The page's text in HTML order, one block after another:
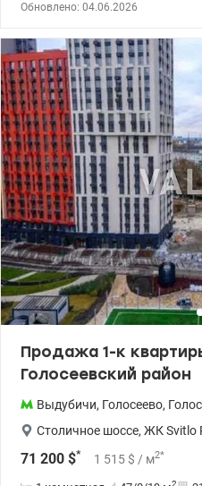
Обновлено: 04.06.2026
Продажа 1-к
Голосеевский район
Выдубичи, Голосеево,
Столичное шоссе, ЖК Svitlo
71 200 $* 1 515 $ / м2*
2